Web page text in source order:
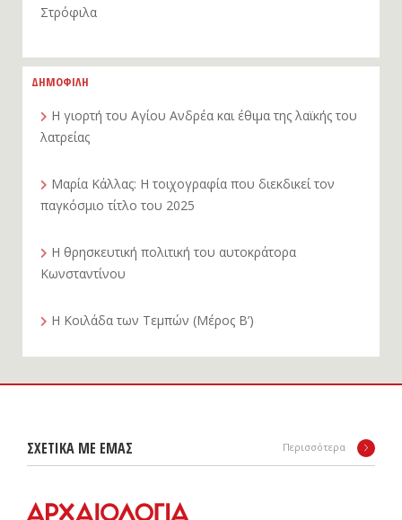
Στρόφιλα
ΔΗΜΟΦΙΛΗ
Η γιορτή του Αγίου Ανδρέα και έθιμα της λαϊκής του
λατρείας
Μαρία Κάλλας: Η τοιχογραφία που διεκδικεί τον
παγκόσμιο τίτλο του 2025
Η θρησκευτική πολιτική του αυτοκράτορα
Κωνσταντίνου
Η Κοιλάδα των Τεμπών (Μέρος Β’)
ΣΧΕΤΙΚΑ ΜΕ ΕΜΑΣ Περισσότερα